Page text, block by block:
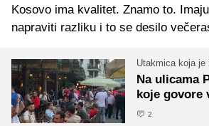
Kosovo ima kvalitet. Znamo to.
napraviti razliku i to se desilo
Utakmica koja je
Na ulicama
koje govore
2